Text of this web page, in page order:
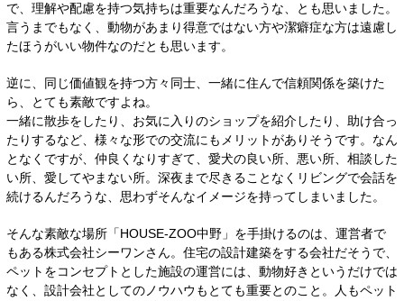
で、理解や配慮を持つ気持ちは重要なんだろうな、とも思いました。
言うまでもなく、動物があまり得意ではない方や潔癖症な方は遠慮し
たほうがいい物件なのだとも思います。
逆に、同じ価値観を持つ方々同士、一緒に住んで信頼関係を築けた
ら、とても素敵ですよね。
一緒に散歩をしたり、お気に入りのショップを紹介したり、助け合っ
たりするなど、様々な形での交流にもメリットがありそうです。なん
となくですが、仲良くなりすぎて、愛犬の良い所、悪い所、相談した
い所、愛してやまない所。深夜まで尽きることなくリビングで会話を
続けるんだろうな、思わずそんなイメージを持ってしまいました。
そんな素敵な場所「HOUSE-ZOO中野」を手掛けるのは、運営者で
もある株式会社シーワンさん。住宅の設計建築をする会社だそうで、
ペットをコンセプトとした施設の運営には、動物好きというだけでは
なく、設計会社としてのノウハウもとても重要とのこと。人もペット